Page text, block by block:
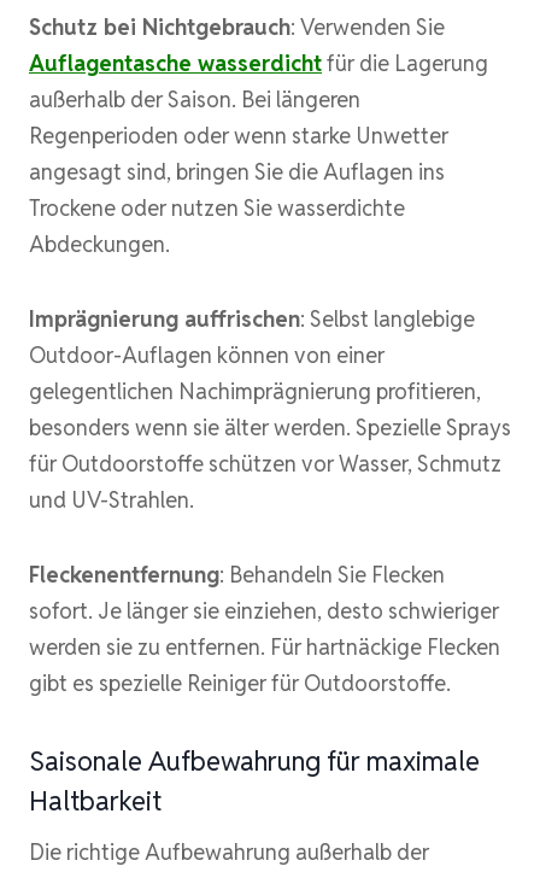
Schutz bei Nichtgebrauch: Verwenden Sie
Auflagentasche wasserdichtfür die Lagerung
außerhalb der Saison. Bei längeren
Regenperioden oder wenn starke Unwetter
angesagt sind, bringen Sie die Auflagen ins
Trockene oder nutzen Sie wasserdichte
Abdeckungen.
Imprägnierung auffrischen: Selbst langlebige
Outdoor-Auflagen können von einer
gelegentlichen Nachimprägnierung profitieren,
besonders wenn sie älter werden. Spezielle Sprays
für Outdoorstoffe schützen vor Wasser, Schmutz
und UV-Strahlen.
Fleckenentfernung: Behandeln Sie Flecken
sofort. Je länger sie einziehen, desto schwieriger
werden sie zu entfernen. Für hartnäckige Flecken
gibt es spezielle Reiniger für Outdoorstoffe.
Saisonale Aufbewahrung für maximale
Haltbarkeit
Die richtige Aufbewahrung außerhalb der